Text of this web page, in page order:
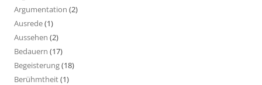
Argumentation (2)
Ausrede(1)
Aussehen (2)
Bedauern (17)
Begeisterung(18)
Berühmtheit(1)